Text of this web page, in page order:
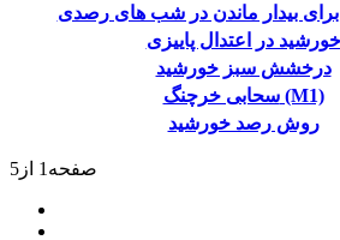
برای بیدار ماندن در شب های رصدی
خورشید در اعتدال پاییزی
درخشش سبز خورشید
سحابی خرچنگ (M1)
روش رصد خورشید
صفحه1 از5